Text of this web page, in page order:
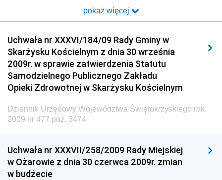
Dziennik Urzędowy Ministra Transportu i Budownictwa
Elektronicznej
Dziennik Urzędowy Ministra Spraw Wewnętrznych i
Administracji
Dziennik Urzędowy Ministra Transportu
Dziennik Urzędowy Ministra Budownictwa
Dziennik Urzędowy Ministra Nauki i Szkolnictwa
Dziennik Urzędowy Głównego Urzędu Miar
Dziennik Urzędowy Ministra Rolnictwa i Rozwoju Wsi
pokaż więcej
Uchwała nr XXXVI/184/09 Rady Gminy w
Skarżysku Kościelnym z dnia 30 września
2009r. w sprawie zatwierdzenia Statutu
Samodzielnego Publicznego Zakładu
Opieki Zdrowotnej w Skarżysku Kościelnym
Dziennik Urzędowy Województwa Świętokrzyskiego rok
2009 nr 477 poz. 3474
Uchwała nr XXXVII/258/2009 Rady Miejskiej
w Ożarowie z dnia 30 czerwca 2009r. zmian
w budżecie